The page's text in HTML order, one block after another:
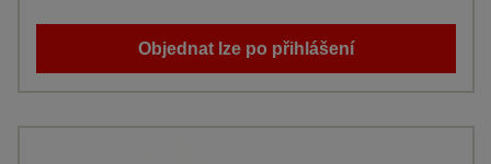
Objednat lze po přihlášení